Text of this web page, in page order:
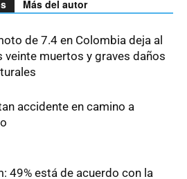
Más del autor
de 7.4 en Colombia deja al
veinte muertos y graves daños
accidente en camino a
49% está de acuerdo con la